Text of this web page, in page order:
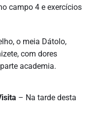
campo 4 e exercícios
o meia Dátolo,
com dores
academia.
– Na tarde desta